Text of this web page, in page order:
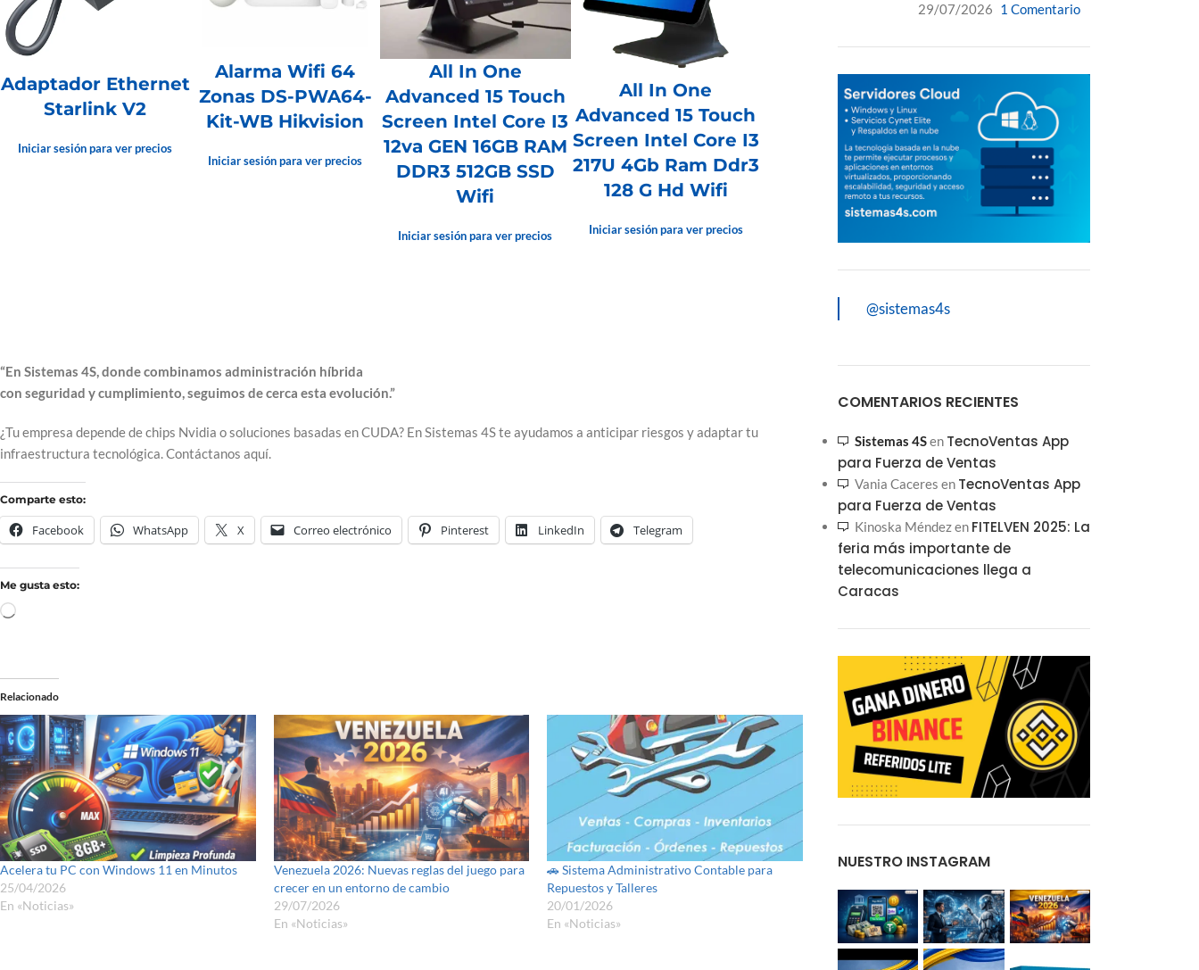
Adaptador Ethernet
Starlink V2
Iniciar sesión para ver precios
Alarma Wifi 64
Zonas DS-PWA64-
Kit-WB Hikvision
Iniciar sesión para ver precios
All In One
Advanced 15 Touch
Screen Intel Core I3
12va GEN 16GB RAM
DDR3 512GB SSD
Wifi
Iniciar sesión para ver precios
All In One
Advanced 15 Touch
Screen Intel Core I3
217U 4Gb Ram Ddr3
128 G Hd Wifi
Iniciar sesión para ver precios
“En Sistemas 4S, donde combinamos administración híbrida
con seguridad y cumplimiento, seguimos de cerca esta evolución.”
¿Tu empresa depende de chips Nvidia o soluciones basadas en CUDA? En Sistemas 4S te ayudamos a anticipar riesgos y adaptar tu
infraestructura tecnológica. Contáctanos aquí.
Comparte esto:
Facebook WhatsApp X Correo electrónico Pinterest LinkedIn Telegram
Me gusta esto:
Relacionado
Acelera tu PC con Windows 11 en Minutos
25/04/2026
En «Noticias»
Venezuela 2026: Nuevas reglas del juego para
crecer en un entorno de cambio
29/07/2026
En «Noticias»
🚗 Sistema Administrativo Contable para
Repuestos y Talleres
20/01/2026
En «Noticias»
29/07/2026 1 Comentario
@sistemas4s
COMENTARIOS RECIENTES
Sistemas 4Sen TecnoVentas App
para Fuerza de Ventas
Vania Caceres en TecnoVentas App
para Fuerza de Ventas
Kinoska Méndezen FITELVEN 2025: La
feria más importante de
telecomunicaciones llega a
Caracas
NUESTRO INSTAGRAM